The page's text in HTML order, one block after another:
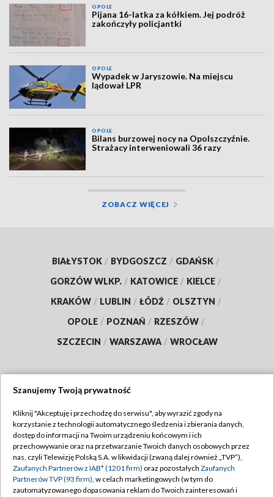
OPOLE
Pijana 16-latka za kółkiem. Jej podróż
zakończyły policjantki
OPOLE
Wypadek w Jaryszowie. Na miejscu
lądował LPR
OPOLE
Bilans burzowej nocy na Opolszczyźnie.
Strażacy interweniowali 36 razy
ZOBACZ WIĘCEJ
BIAŁYSTOK / BYDGOSZCZ / GDAŃSK /
GORZÓW WLKP. / KATOWICE / KIELCE /
KRAKÓW / LUBLIN / ŁÓDŹ / OLSZTYN /
OPOLE / POZNAŃ / RZESZÓW /
SZCZECIN / WARSZAWA / WROCŁAW
TVP
Abonament TVP
Emisja w TVP
Centrum informacji TVP
Regulamin TVP
Polityka prywatności
Moje zgody
Szanujemy Twoją prywatność
Kliknij "Akceptuję i przechodzę do serwisu", aby wyrazić zgody na
korzystanie z technologii automatycznego śledzenia i zbierania danych,
dostęp do informacji na Twoim urządzeniu końcowym i ich
przechowywanie oraz na przetwarzanie Twoich danych osobowych przez
nas, czyli Telewizję Polską S.A. w likwidacji (zwaną dalej również „TVP”),
Zaufanych Partnerów z IAB* (1201 firm) oraz pozostałych Zaufanych
Partnerów TVP (93 firm), w celach marketingowych (w tym do
zautomatyzowanego dopasowania reklam do Twoich zainteresowań i